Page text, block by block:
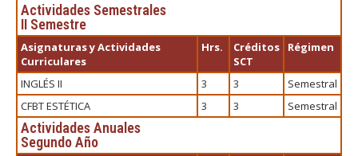
Actividades Semestrales
II Semestre
Asignaturas y Actividades
Curriculares
Hrs.
Créditos
SCT
Régimen
INGLÉS II 3 3
Semestral
CFBT ESTÉTICA
3 3 Semestral
Actividades Anuales
Segundo Año